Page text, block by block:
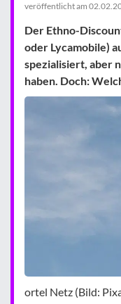
veröffentlicht am
Der Ethno-
oder Lycamobile)
spezialisiert, aber
haben. Doch:
ortel Netz (Bild: